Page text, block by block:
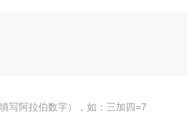
写阿拉伯数字），如：三加四=7